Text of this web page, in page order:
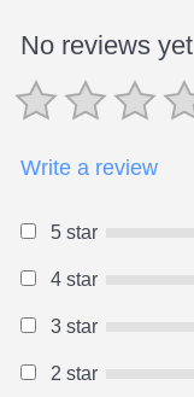
No reviews yet
Write a review
5 star
4 star
3 star
2 star